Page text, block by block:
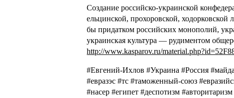
Создание российско-украинской
ельцинской, прохоровской,
бы придатком российских монополий,
украинская культура — рудиментом
http://www.kasparov.ru/
#Евгений-Ихлов #Украина #Россия
#евразэс #тс #таможенный-союз
#насер #египет #деспотизм